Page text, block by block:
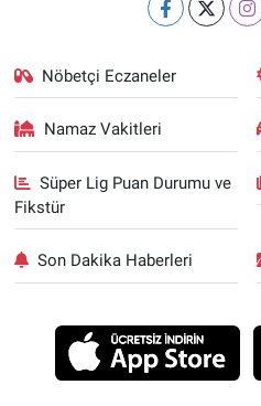
Nöbetçi Eczaneler
Namaz Vakitleri
Süper Lig Puan Durumu ve
Fikstür
Son Dakika Haberleri